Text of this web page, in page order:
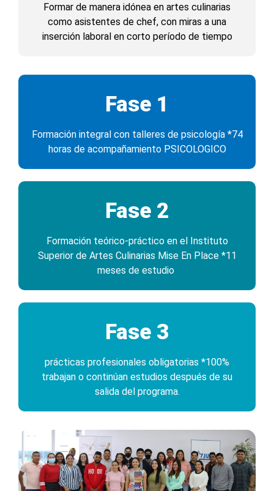
Formar de manera idónea en artes culinarias
como asistentes de chef, con miras a una
inserción laboral en corto período de tiempo
Fase 1
Formación integral con talleres de psicología *74
horas de acompañamiento PSICOLOGICO
Fase 2
Formación teórico-práctico en el Instituto
Superior de Artes Culinarias Mise En Place *11
meses de estudio
Fase 3
prácticas profesionales obligatorias *100%
trabajan o continúan estudios después de su
salida del programa.